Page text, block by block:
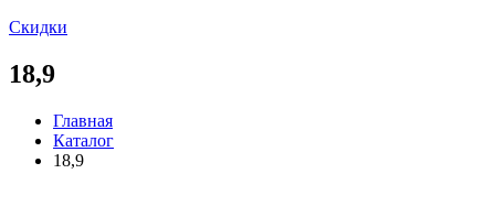
Скидки
18,9
Главная
Каталог
18,9